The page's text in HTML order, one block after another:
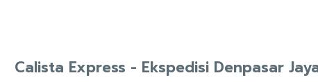
Calista Express - Ekspedisi Denpasar